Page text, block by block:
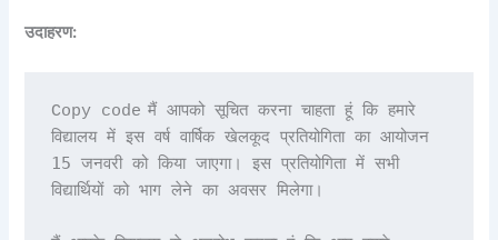
उदाहरण:
Copy code मैं आपको सूचित करना चाहता हूं कि हमारे
विद्यालय में इस वर्ष वार्षिक खेलकूद प्रतियोगिता का आयोजन
15 जनवरी को किया जाएगा। इस प्रतियोगिता में सभी
विद्यार्थियों को भाग लेने का अवसर मिलेगा।